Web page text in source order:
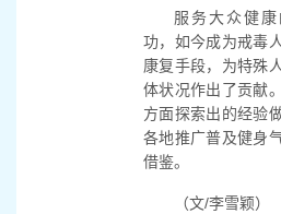
服务大众健
功，如今成为戒毒
康复手段，为特殊
体状况作出了贡献
方面探索出的经验
各地推广普及健身
借鉴。
（文/李雪颖）